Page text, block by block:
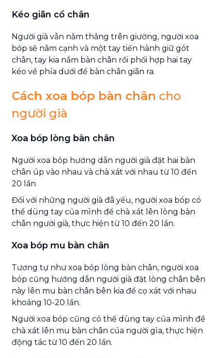
Kéo giãn cổ chân
Người già vẫn nằm thẳng trên giường, người xoa
bóp sẽ nằm cạnh và một tay tiến hành giữ gót
chân, tay kia nắm bàn chân rồi phối hợp hai tay
kéo về phía dưới để bàn chân giãn ra.
Cách xoa bóp bàn chân cho
người già
Xoa bóp lòng bàn chân
Người xoa bóp hướng dẫn người già đặt hai bàn
chân úp vào nhau và chà xát với nhau từ 10 đến
20 lần
Đối với những người già đã yếu, người xoa bóp có
thể dùng tay của mình để chà xát lên lòng bàn
chân người già, thực hiện từ 10 đến 20 lần.
Xoa bóp mu bàn chân
Tương tự như xoa bóp lòng bàn chân, người xoa
bóp cũng hướng dẫn người già đặt lòng chân bên
này lên mu bàn chân bên kia để cọ xát với nhau
khoảng 10-20 lần.
Người xoa bóp cũng có thể dùng tay của mình để
chà xát lên mu bàn chân của người gìa, thực hiện
động tác từ 10 đến 20 lần.